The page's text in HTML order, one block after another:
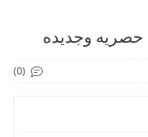
حصريه وجديده
(0)